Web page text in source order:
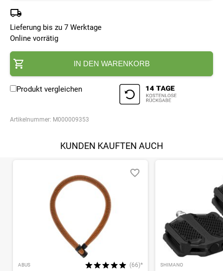
Lieferung bis zu 7 Werktage
Online vorrätig
IN DEN WARENKORB
Produkt vergleichen
Artikelnummer: M000009353
KUNDEN KAUFTEN AUCH
ABUS (66)* SHIMANO